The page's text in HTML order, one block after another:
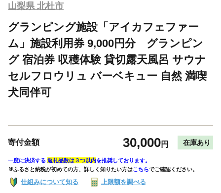
山梨県 北杜市
グランピング施設「アイカフェファー
ム」施設利用券 9,000円分 グランピン
グ 宿泊券 収穫体験 貸切露天風呂 サウナ
セルフロウリュ バーベキュー 自然 満喫
犬同伴可
寄付金額 30,000円 在庫あり
一度に決済する 返礼品数は３つ以内を推奨しております。
🔰ふるさと納税が初めての方、詳しく知りたい方はこちらでご確認ください。
仕組みについて知る 上限額を調べる